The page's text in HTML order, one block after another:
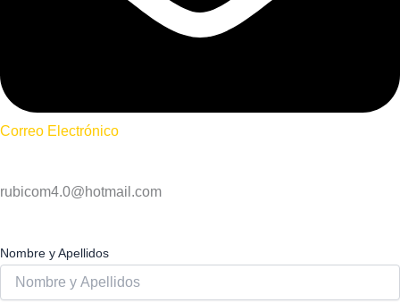
Correo Electrónico
rubicom4.0@hotmail.com
Nombre y Apellidos